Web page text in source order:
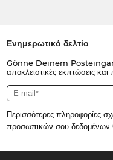
Ενημερωτικό δελτίο
Gönne Deinem
αποκλειστικές εκπτώσεις
Περισσότερες πληροφορίες
προσωπικών σου δεδομένων